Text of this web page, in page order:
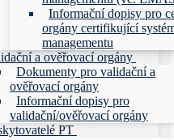
Informační dopisy pro
orgány certifikující
managementu
a ověřovací orgány
Dokumenty pro validační a
ověřovací orgány
Informační dopisy pro
validační/ověřovací orgány
PT